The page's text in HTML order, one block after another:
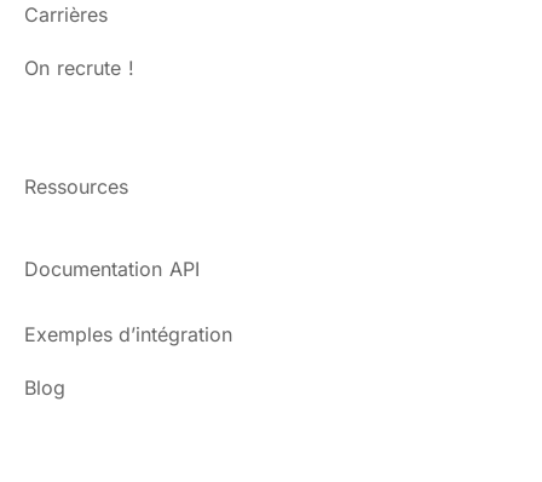
Carrières
On recrute !
Ressources
Documentation API
Exemples d’intégration
Blog